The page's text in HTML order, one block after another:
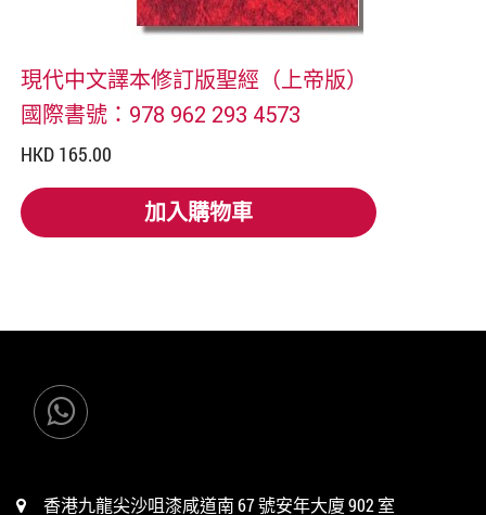
現代中文譯本修訂版聖經（上帝版）
國際書號：978 962 293 4573
HKD 165.00
加入購物車
加入購物車
香港九龍尖沙咀漆咸道南 67 號安年大廈 902 室